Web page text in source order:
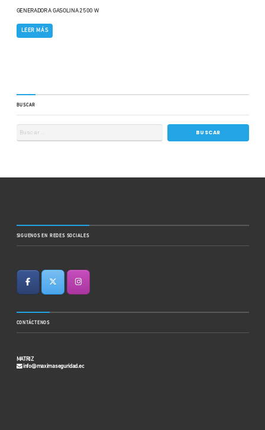
GENERADOR A GASOLINA 2500 W
LEER MÁS
BUSCAR
SIGUENOS EN REDES SOCIALES
CONTÁCTENOS
MATRIZ
info@maximaseguridad.ec